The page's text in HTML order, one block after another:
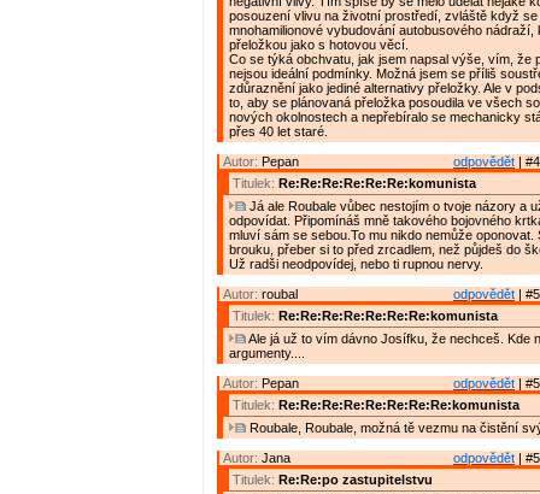
posouzení vlivu na životní prostředí, zvláště když se
mnohamilionové vybudování autobusového nádraží,
přeložkou jako s hotovou věcí.
Co se týká obchvatu, jak jsem napsal výše, vím, že
nejsou ideální podmínky. Možná jsem se příliš
zdůraznění jako jediné alternativy přeložky. Ale v
to, aby se plánovaná přeložka posoudila ve všech
nových okolnostech a nepřebíralo se mechanicky
přes 40 let staré.
odpovědět |
Autor: Pepan
Titulek: Re:Re:Re:Re:Re:Re:komunista
Já ale Roubale vůbec nestojím o tvoje názory a
odpovídat. Připomínáš mně takového bojovného
mluví sám se sebou.To mu nikdo nemůže oponovat.
brouku, přeber si to před zrcadlem, než půjdeš do
Už radši neodpovídej, nebo ti rupnou nervy.
odpovědět |
Autor: roubal
Titulek: Re:Re:Re:Re:Re:Re:Re:komunista
Ale já už to vím dávno Josífku, že nechceš. Kde
argumenty....
odpovědět |
Autor: Pepan
Titulek: Re:Re:Re:Re:Re:Re:Re:Re:komunista
Roubale, Roubale, možná tě vezmu na čistění
odpovědět |
Autor: Jana
Titulek: Re:Re:po zastupitelstvu